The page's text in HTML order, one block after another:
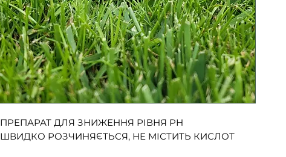
ПРЕПАРАТ ДЛЯ ЗНИЖЕННЯ РІВНЯ РН
ШВИДКО РОЗЧИНЯЄТЬСЯ, НЕ МІСТИТЬ КИСЛОТ